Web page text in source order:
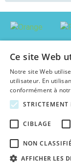
abonnement-tv-
Ce site Web
Notre site Web
utilisateur. En
conformément à
STRICTEMENT
CIBLAGE
NON
AFFICHER LES